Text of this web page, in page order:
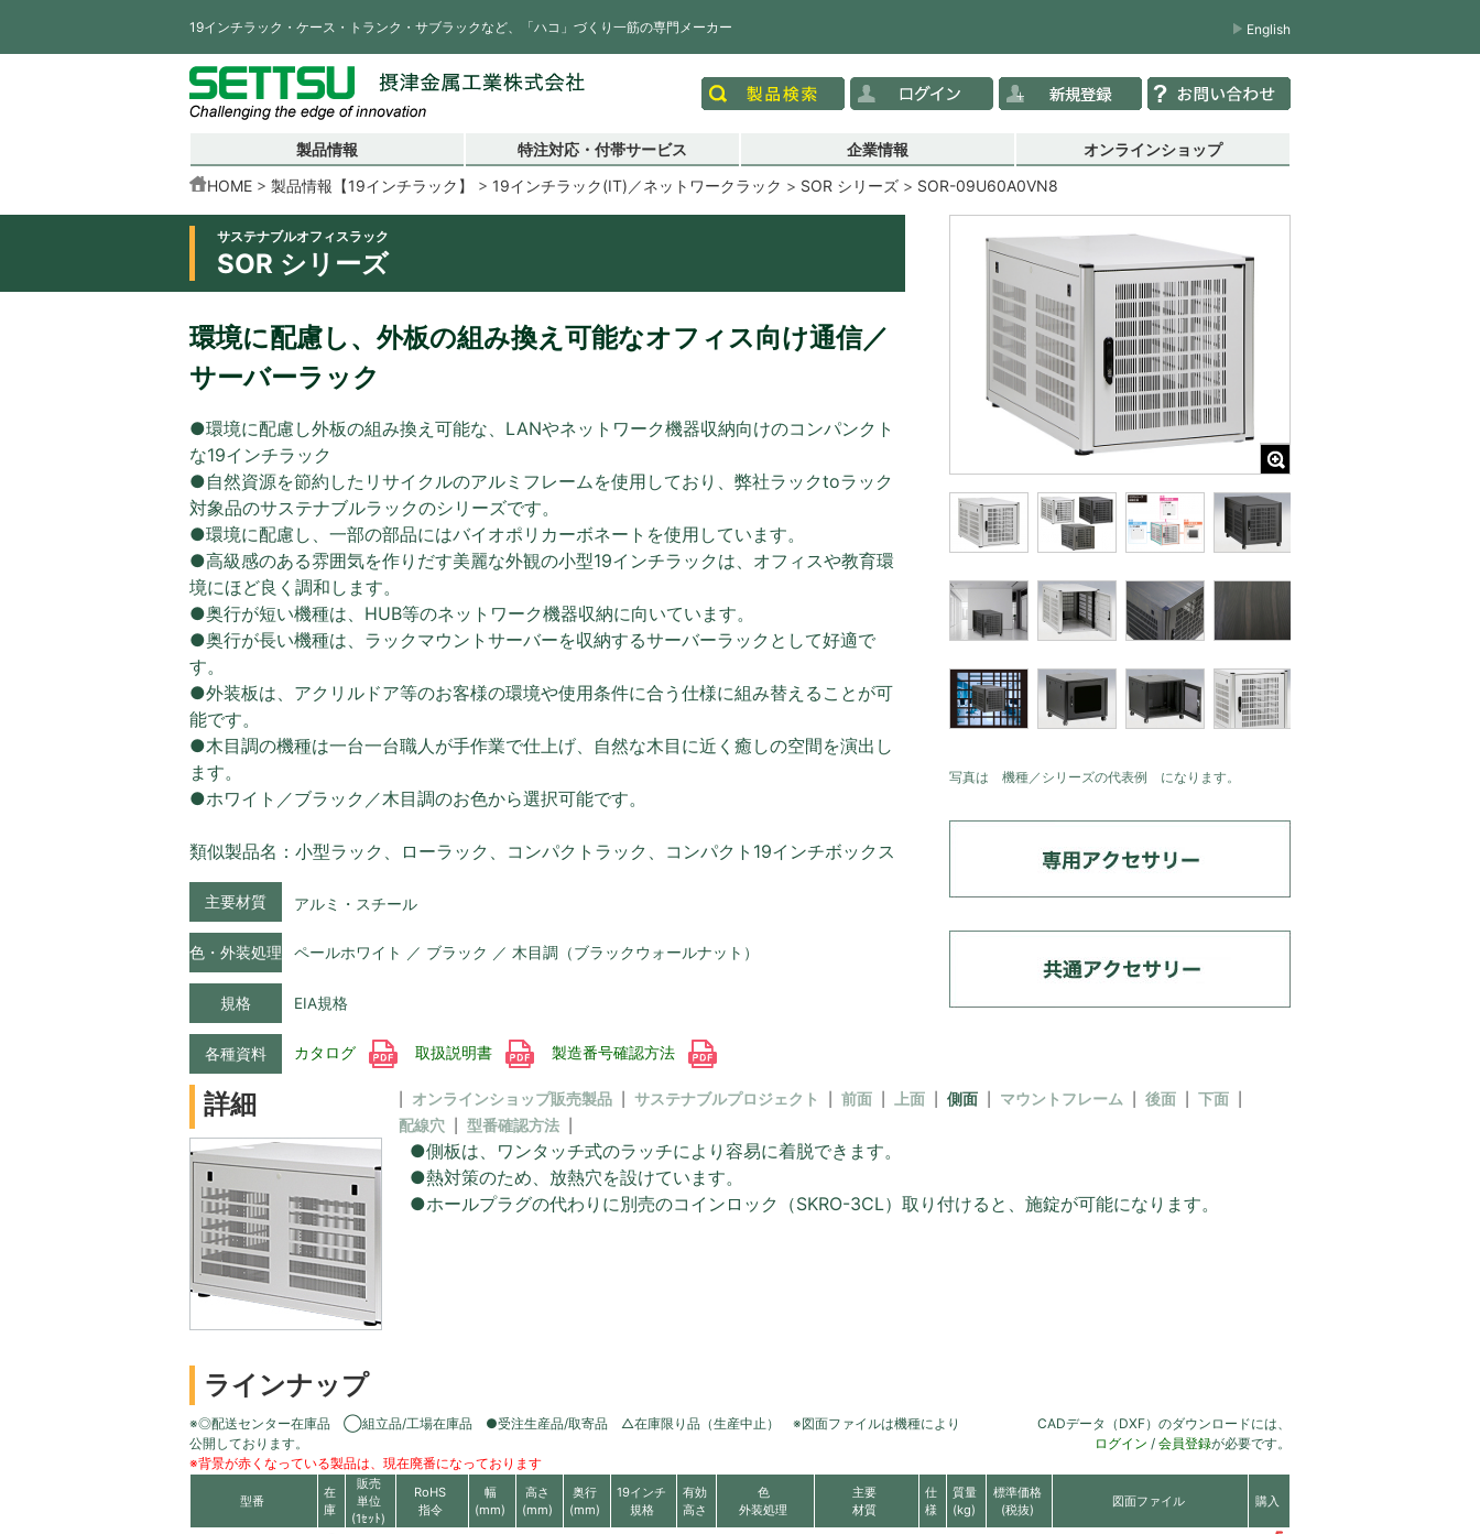
19インチラック・ケース・トランク・サブラックなど、「ハコ」づくり一筋の専門メーカー English
製品情報 特注対応・付帯サービス 企業情報 オンラインショップ
HOME 製品情報【19インチラック】 19インチラック(IT)／ネットワークラック SOR シリーズ SOR-09U60A0VN8
サステナブルオフィスラック
SOR シリーズ
環境に配慮し、外板の組み換え可能なオフィス向け通信／
サーバーラック
●環境に配慮し外板の組み換え可能な、LANやネットワーク機器収納向けのコンパンクト
な19インチラック
●自然資源を節約したリサイクルのアルミフレームを使用しており、弊社ラックtoラック
対象品のサステナブルラックのシリーズです。
●環境に配慮し、一部の部品にはバイオポリカーボネートを使用しています。
●高級感のある雰囲気を作りだす美麗な外観の小型19インチラックは、オフィスや教育環
境にほど良く調和します。
●奥行が短い機種は、HUB等のネットワーク機器収納に向いています。
●奥行が長い機種は、ラックマウントサーバーを収納するサーバーラックとして好適で
す。
●外装板は、アクリルドア等のお客様の環境や使用条件に合う仕様に組み替えることが可
能です。
●木目調の機種は一台一台職人が手作業で仕上げ、自然な木目に近く癒しの空間を演出し
ます。
●ホワイト／ブラック／木目調のお色から選択可能です。
類似製品名：小型ラック、ローラック、コンパクトラック、コンパクト19インチボックス
主要材質 アルミ・スチール
色・外装処理 ペールホワイト ／ ブラック ／ 木目調（ブラックウォールナット）
規格 EIA規格
各種資料 カタログ 取扱説明書 製造番号確認方法
写真は 機種／シリーズの代表例 になります。
詳細 オンラインショップ販売製品 サステナブルプロジェクト 前面 上面 側面 マウントフレーム 後面
下面
配線穴
型番確認方法
●側板は、ワンタッチ式のラッチにより容易に着脱できます。
●熱対策のため、放熱穴を設けています。
●ホールプラグの代わりに別売のコインロック（SKRO-3CL）取り付けると、施錠が可能になります。
ラインナップ
※◎配送センター在庫品 ◯組立品/工場在庫品 ●受注生産品/取寄品 △在庫限り品（生産中止） ※図面ファイルは機種により
公開しております。
※背景が赤くなっている製品は、現在廃番になっております
CADデータ（DXF）のダウンロードには、
ログイン / 会員登録が必要です。
型番
在
庫
販売
単位
(1ｾｯﾄ)
RoHS
指令
幅
(mm)
高さ
(mm)
奥行
(mm)
19インチ
規格
有効
高さ
色
外装処理
主要
材質
仕
様
質量
(kg)
標準価格
(税抜)
図面ファイル 購入